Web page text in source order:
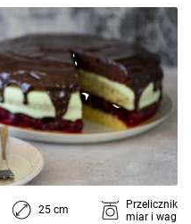
25 cm
Przelicznik
miar i wag